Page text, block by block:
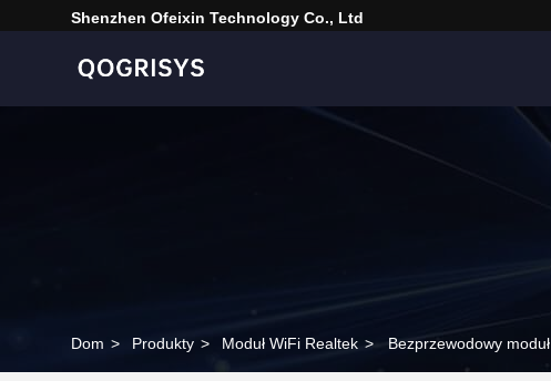
Shenzhen Ofeixin Technology Co., Ltd
Dom > Produkty > Moduł WiFi Realtek > Bezprzewodowy